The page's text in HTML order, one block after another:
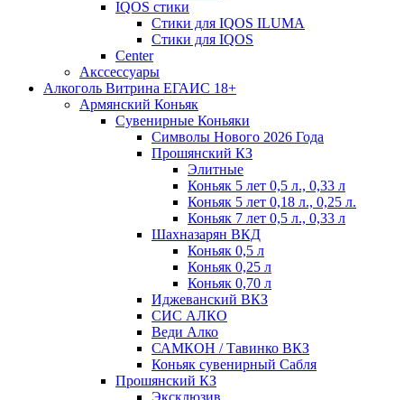
IQOS стики
Стики для IQOS ILUMA
Стики для IQOS
Сenter
Акссессуары
Алкоголь Витрина ЕГАИС 18+
Армянский Коньяк
Сувенирные Коньяки
Символы Нового 2026 Года
Прошянский КЗ
Элитные
Коньяк 5 лет 0,5 л., 0,33 л
Коньяк 5 лет 0,18 л., 0,25 л.
Коньяк 7 лет 0,5 л., 0,33 л
Шахназарян ВКД
Коньяк 0,5 л
Коньяк 0,25 л
Коньяк 0,70 л
Иджеванский ВКЗ
СИС АЛКО
Веди Алко
САМКОН / Тавинко ВКЗ
Коньяк сувенирный Сабля
Прошянский КЗ
Эксклюзив